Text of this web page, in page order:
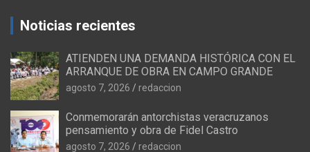
Noticias recientes
ATIENDEN UNA DEMANDA HISTÓRICA CON EL
ARRANQUE DE OBRA EN CAMPO GRANDE
agosto 7, 2026 redaccion
Conmemorarán antorchistas veracruzanos
pensamiento y obra de Fidel Castro
agosto 7, 2026 redaccion